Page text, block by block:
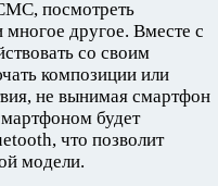
посмотреть
другое. Вместе с
со своим
композиции или
не вынимая смартфон
будет
что позволит
модели.